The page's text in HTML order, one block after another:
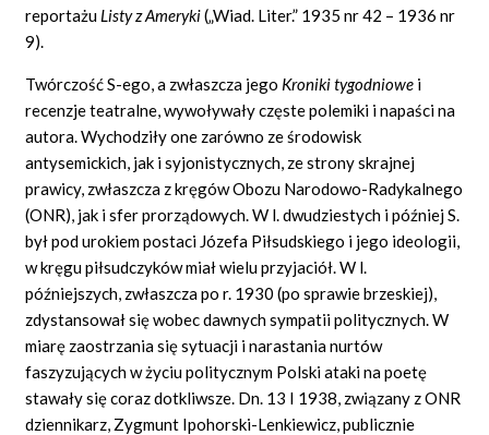
reportażu Listy z Ameryki(„Wiad. Liter.” 1935 nr 42 – 1936 nr
9).
Twórczość S-ego, a zwłaszcza jego Kroniki tygodniowe i
recenzje teatralne, wywoływały częste polemiki i napaści na
autora. Wychodziły one zarówno ze środowisk
antysemickich, jak i syjonistycznych, ze strony skrajnej
prawicy, zwłaszcza z kręgów Obozu Narodowo-Radykalnego
(ONR), jak i sfer prorządowych. W l. dwudziestych i później S.
był pod urokiem postaci Józefa Piłsudskiego i jego ideologii,
w kręgu piłsudczyków miał wielu przyjaciół. W l.
późniejszych, zwłaszcza po r. 1930 (po sprawie brzeskiej),
zdystansował się wobec dawnych sympatii politycznych. W
miarę zaostrzania się sytuacji i narastania nurtów
faszyzujących w życiu politycznym Polski ataki na poetę
stawały się coraz dotkliwsze. Dn. 13 I 1938, związany z ONR
dziennikarz, Zygmunt Ipohorski-Lenkiewicz, publicznie